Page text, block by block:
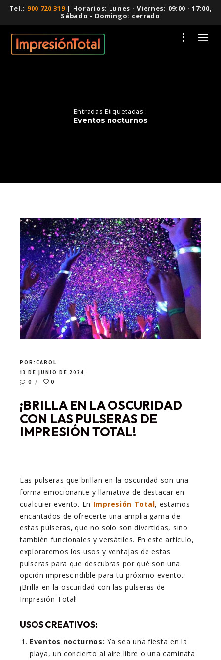
Tel.: 900 720 319| Horarios: Lunes - Viernes: 09:00 - 17:00,
Sábado - Domingo: cerrado
Entradas Etiquetadas :
Eventos nocturnos
POR:CAROL
13 DE JUNIO DE 2024
0
0
¡BRILLA EN LA OSCURIDAD
CON LAS PULSERAS DE
IMPRESIÓN TOTAL!
Las pulseras que brillan en la oscuridad son una
forma emocionante y llamativa de destacar en
cualquier evento. En Impresión Total, estamos
encantados de ofrecerte una amplia gama de
estas pulseras, que no solo son divertidas, sino
también funcionales y versátiles. En este artículo,
exploraremos los usos y ventajas de estas
pulseras para que descubras por qué son una
opción imprescindible para tu próximo evento.
¡Brilla en la oscuridad con las pulseras de
Impresión Total!
USOS CREATIVOS:
Eventos nocturnos: Ya sea una fiesta en la
playa, un concierto al aire libre o una caminata